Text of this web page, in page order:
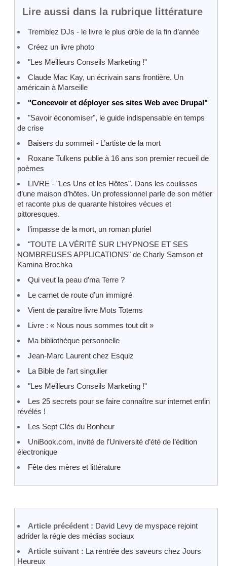
Lire aussi dans la rubrique littérature
Tremblez DJs - le livre le plus drôle de la fin d’année
Créez un livre photo
"Les Meilleurs Conseils Marketing !"
Claude Mac Kay, un écrivain sans frontière. Un
américain à Marseille
"Concevoir et déployer ses sites Web avec Drupal"
"Savoir économiser", le guide indispensable en temps
de crise
Baisers du sommeil - L’artiste de la mort
Roxane Tulkens publie à 16 ans son premier recueil de
poèmes
LIVRE - "Les Uns et les Hôtes". Dans les coulisses
d’une maison d’hôtes. Un professionnel parle de son métier
et raconte plus de quarante histoires vécues et
pittoresques.
l’impasse de la mort, un roman pluriel
"TOUTE LA VÉRITÉ SUR L’HYPNOSE ET SES
NOMBREUSES APPLICATIONS" de Charly Samson et
Kamina Brochka
Qui veut la peau d’ma Terre ?
Le carnet de route d’un immigré
Vient de paraître livre Mots Totems
Livre : « Nous nous sommes tout dit »
Ma bibliothèque personnelle
Jean-Marc Laurent chez Esquiz
La Bible de l’art singulier
"Les Meilleurs Conseils Marketing !"
Les 25 secrets pour se faire connaître sur internet enfin
révélés !
Les Sept Clés du Bonheur
UniBook.com, invité de l’Université d’été de l’édition
électronique
Fête des mères et littérature
Article précédent : David Levy de myspace rejoint
adrider la régie des médias sociaux
Article suivant : La rentrée des saveurs chez Jours
Heureux